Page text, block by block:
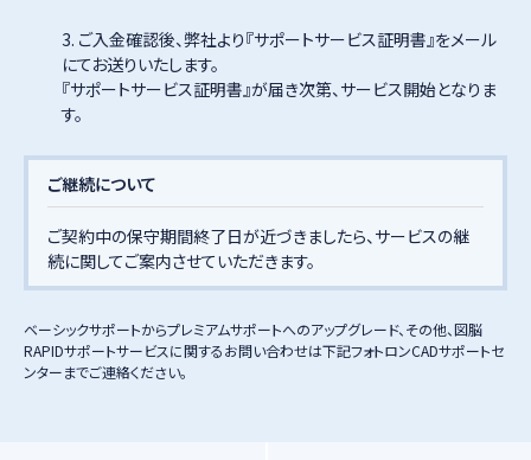
3. ご入金確認後、弊社より『サポートサービス証明書』をメール
にてお送りいたします。
『サポートサービス証明書』が届き次第、サービス開始となりま
す。
ご継続について
ご契約中の保守期間終了日が近づきましたら、サービスの継
続に関してご案内させていただきます。
ベーシックサポートからプレミアムサポートへのアップグレード、その他、図脳
RAPIDサポートサービスに関するお問い合わせは下記フォトロンCADサポートセ
ンターまでご連絡ください。